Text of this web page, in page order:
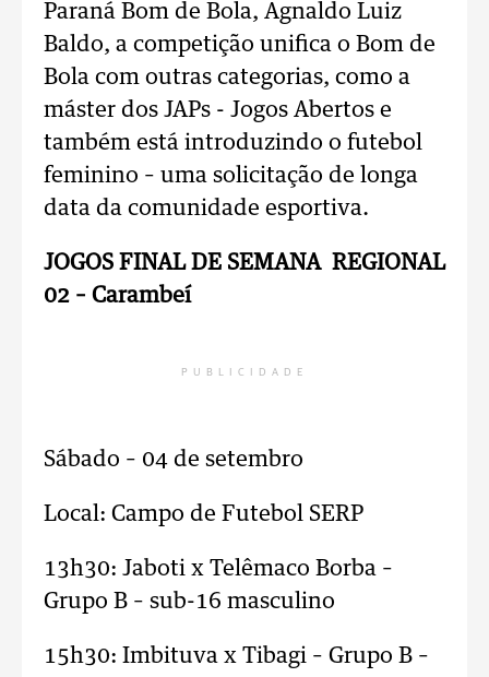
Paraná Bom de Bola, Agnaldo Luiz
Baldo, a competição unifica o Bom de
Bola com outras categorias, como a
máster dos JAPs - Jogos Abertos e
também está introduzindo o futebol
feminino – uma solicitação de longa
data da comunidade esportiva.
JOGOS FINAL DE SEMANA REGIONAL
02 – Carambeí
PUBLICIDADE
Sábado – 04 de setembro
Local: Campo de Futebol SERP
13h30: Jaboti x Telêmaco Borba –
Grupo B – sub-16 masculino
15h30: Imbituva x Tibagi – Grupo B –